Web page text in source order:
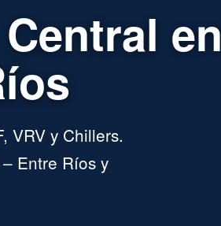
en
VRV y Chillers.
Entre Ríos y